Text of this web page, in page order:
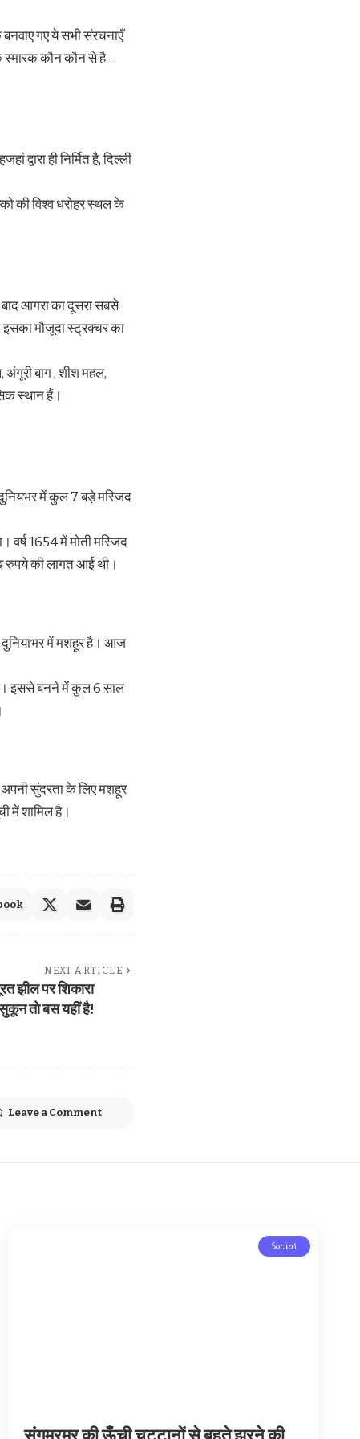
बनवाएगए ये सभी संरचनाएँ
स्मारक कौन कौन से है –
द्वारा ही निर्मित है, दिल्‍ली
की विश्व धरोहर स्थल के
आगरा का दूसरा सबसे
मौजूदा स्‍ट्रक्‍चर का
बाग , शीश महल,
स्थान हैं।
में कुल 7 बड़े मस्जिद
वर्ष 1654 में मोती मस्जिद
रुपये की लागत आई थी।​
दुनियाभर में मशहूर है। आज
है। इससे बनने में कुल 6 साल
सुंदरता के लिए मशहूर
में शामिल है।
NEXT ARTICLE
झील पर शिकारा
तो बस यहीं है!
Leave a Comment
Social